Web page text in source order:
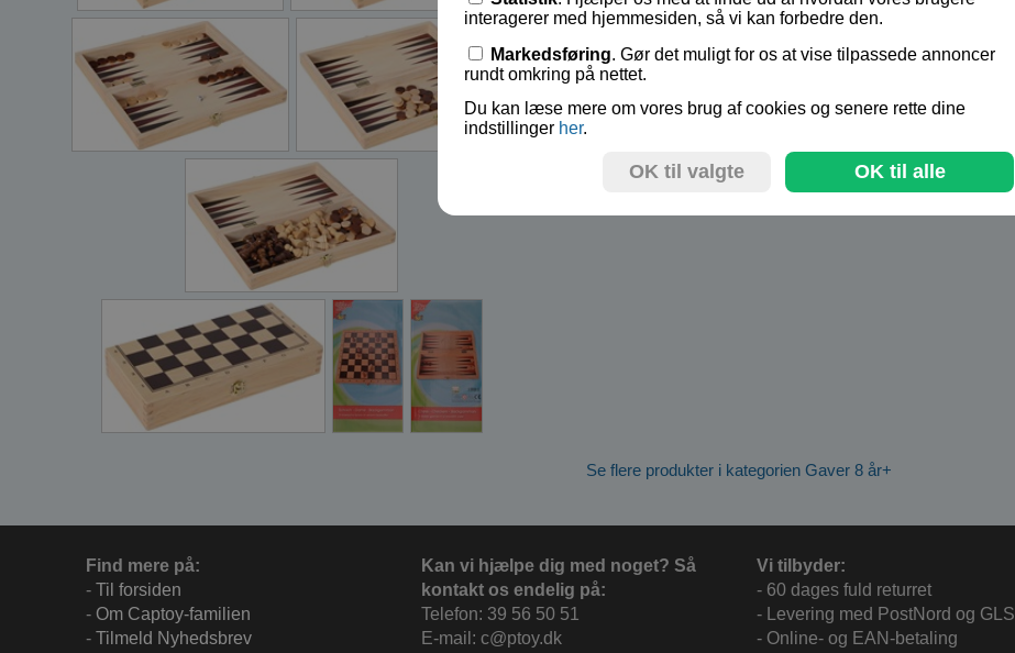
Se flere produkter i kategorien Gaver 8 år+
Find mere på:
- Til forsiden
- Om Captoy-familien
- Tilmeld Nyhedsbrev
Kan vi hjælpe dig med noget? Så
kontakt os endelig på:
Telefon: 39 56 50 51
E-mail: c@ptoy.dk
Vi tilbyder:
- 60 dages fuld returret
- Levering med PostNord og GLS
- Online- og EAN-betaling
interagerer med hjemmesiden, så vi kan forbedre den.
Markedsføring. Gør det muligt for os at vise tilpassede annoncer
rundt omkring på nettet.
Du kan læse mere om vores brug af cookies og senere rette dine
indstillinger her.
OK til valgte OK til alle